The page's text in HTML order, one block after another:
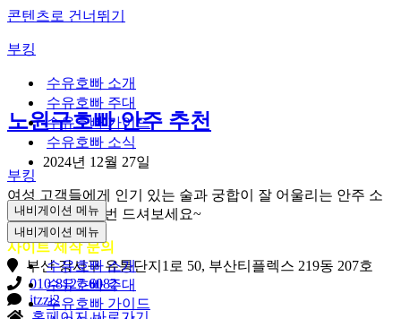
콘텐츠로 건너뛰기
부킹
수유호빠 소개
수유호빠 주대
수유호빠 가이드
수유호빠 소식
부킹
내비게이션 메뉴
내비게이션 메뉴
수유호빠 소개
수유호빠 주대
수유호빠 가이드
노원구호빠 안주 추천
2024년 12월 27일
여성 고객들에게 인기 있는 술과 궁합이 잘 어울리는 안주 소
개 설명대로 한 번 드셔보세요~
사이트 제작 문의
부산 강서구 유통단지1로 50, 부산티플렉스 219동 207호
010-8127-6082
itzzi2